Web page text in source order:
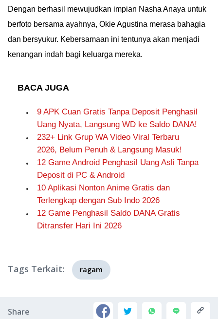
Ada yang Sanggup?
keluarga besar Ayu
Ting Ting. Harus tajir
poooool Ã°ÂÂ«Â
Dengan berhasil mewujudkan impian Nasha Anaya untuk
berfoto bersama ayahnya, Okie Agustina merasa bahagia
dan bersyukur. Kebersamaan ini tentunya akan menjadi
kenangan indah bagi keluarga mereka.
BACA JUGA
9 APK Cuan Gratis Tanpa Deposit Penghasil
Uang Nyata, Langsung WD ke Saldo DANA!
232+ Link Grup WA Video Viral Terbaru
2026, Belum Penuh & Langsung Masuk!
12 Game Android Penghasil Uang Asli Tanpa
Deposit di PC & Android
10 Aplikasi Nonton Anime Gratis dan
Terlengkap dengan Sub Indo 2026
12 Game Penghasil Saldo DANA Gratis
Ditransfer Hari Ini 2026
Tags Terkait: ragam
Share